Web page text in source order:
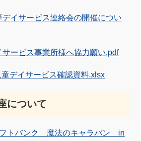
デイサービス連絡会の開催につい
サービス事業所様へ協力願い.pdf
デイサービス確認資料.xlsx
について
トバンク 魔法のキャラバン in